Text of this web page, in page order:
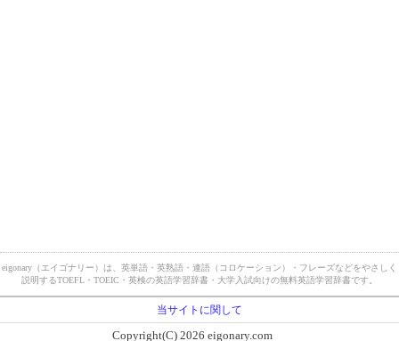
eigonary（エイゴナリー）は、英単語・英熟語・連語（コロケーション）・フレーズなどをやさしく
説明するTOEFL・TOEIC・英検の英語学習辞書・大学入試向けの無料英語学習辞書です。
当サイトに関して
Copyright(C) 2026 eigonary.com